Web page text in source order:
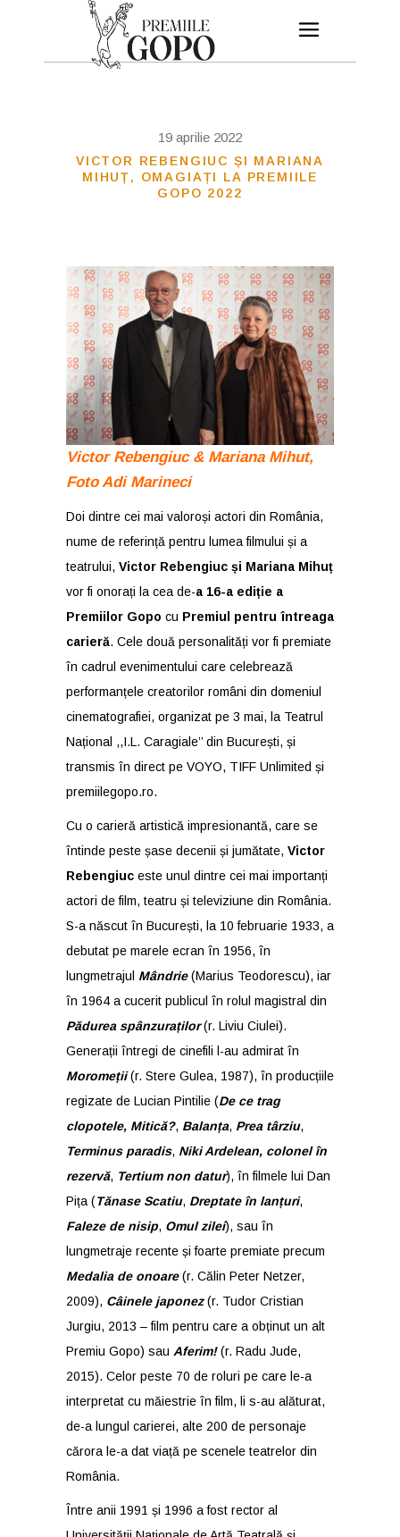
19 aprilie 2022
VICTOR REBENGIUC ȘI MARIANA
MIHUȚ, OMAGIAȚI LA PREMIILE
GOPO 2022
Victor Rebengiuc & Mariana Mihut,
Foto Adi Marineci
Doi dintre cei mai valoroși actori din România,
nume de referință pentru lumea filmului și a
teatrului, Victor Rebengiuc și Mariana Mihuț
vor fi onorați la cea de-a 16-a ediție a
Premiilor Gopo cu Premiul pentru întreaga
carieră. Cele două personalități vor fi premiate
în cadrul evenimentului care celebrează
performanțele creatorilor români din domeniul
cinematografiei, organizat pe 3 mai, la Teatrul
Național ,,I.L. Caragiale’’ din București, și
transmis în direct pe VOYO, TIFF Unlimited și
premiilegopo.ro.
Cu o carieră artistică impresionantă, care se
întinde peste șase decenii și jumătate, Victor
Rebengiuc este unul dintre cei mai importanți
actori de film, teatru și televiziune din România.
S-a născut în București, la 10 februarie 1933, a
debutat pe marele ecran în 1956, în
lungmetrajul Mândrie(Marius Teodorescu), iar
în 1964 a cucerit publicul în rolul magistral din
Pădurea spânzuraților(r. Liviu Ciulei).
Generații întregi de cinefili l-au admirat în
Moromeții(r. Stere Gulea, 1987), în producțiile
regizate de Lucian Pintilie (De ce trag
clopotele, Mitică?, Balanța, Prea târziu,
Terminus paradis, Niki Ardelean, colonel în
rezervă, Tertium non datur), în filmele lui Dan
Pița (Tănase Scatiu, Dreptate în lanțuri,
Faleze de nisip, Omul zilei), sau în
lungmetraje recente și foarte premiate precum
Medalia de onoare(r. Călin Peter Netzer,
2009), Câinele japonez(r. Tudor Cristian
Jurgiu, 2013 – film pentru care a obținut un alt
Premiu Gopo) sau Aferim!(r. Radu Jude,
2015). Celor peste 70 de roluri pe care le-a
interpretat cu măiestrie în film, li s-au alăturat,
de-a lungul carierei, alte 200 de personaje
cărora le-a dat viață pe scenele teatrelor din
România.
Între anii 1991 și 1996 a fost rector al